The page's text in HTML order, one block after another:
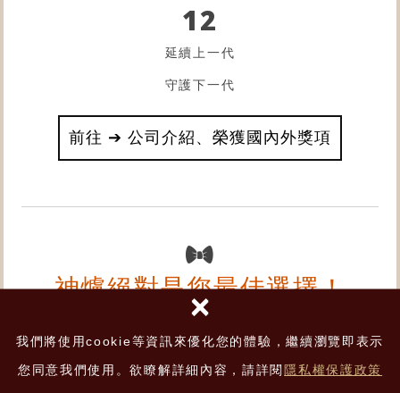
我們將使用cookie等資訊來優化您的體驗，繼續瀏覽即表示
您同意我們使用。欲瞭解詳細內容，請詳閱 隱私權保護政策
×
12
延續上一代
守護下一代
前往 ➔ 公司介紹、榮獲國內外獎項
神爐絕對是您最佳選擇！
FACEBOOK▸ INSTAGRAM▸